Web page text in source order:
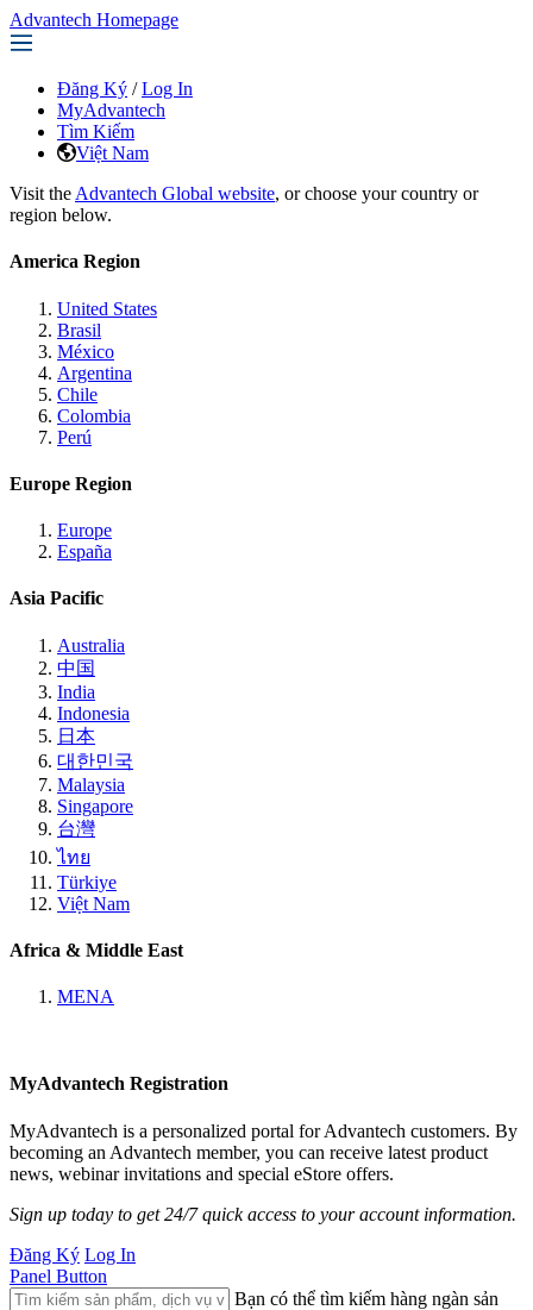
Advantech Homepage
Đăng Ký / Log In
MyAdvantech
Tìm Kiếm
Việt Nam
Visit the Advantech Global website, or choose your country or
region below.
America Region
United States
Brasil
México
Argentina
Chile
Colombia
Perú
Europe Region
Europe
España
Asia Pacific
Australia
中国
India
Indonesia
日本
대한민국
Malaysia
Singapore
台灣
ไทย
Türkiye
Việt Nam
Africa & Middle East
MENA
MyAdvantech Registration
MyAdvantech is a personalized portal for Advantech customers. By
becoming an Advantech member, you can receive latest product
news, webinar invitations and special eStore offers.
Sign up today to get 24/7 quick access to your account information.
Đăng Ký Log In
Panel Button
Bạn có thể tìm kiếm hàng ngàn sản